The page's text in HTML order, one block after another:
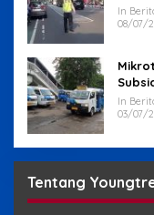
In
08/07/
In
03/07/
Tentang